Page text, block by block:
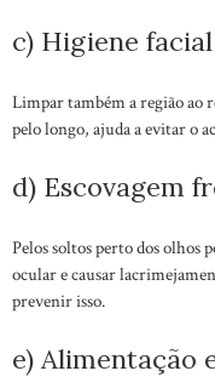
c) Higiene
Limpar também a região ao
pelo longo, ajuda a evitar o
d) Escovagem
Pelos soltos perto dos olhos
ocular e causar
prevenir isso.
e) Alimentação